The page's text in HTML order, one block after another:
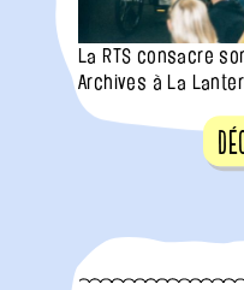
La RTS consacre
Archives à La